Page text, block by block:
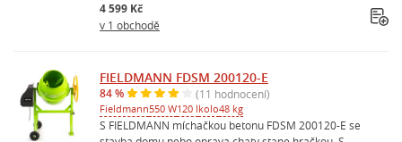
4 599 Kč
v 1 obchodě
FIELDMANN FDSM 200120-E
84 % (11 hodnocení)
Fieldmann550 W120 lkolo48 kg
S FIELDMANN míchačkou betonu FDSM 200120-E se